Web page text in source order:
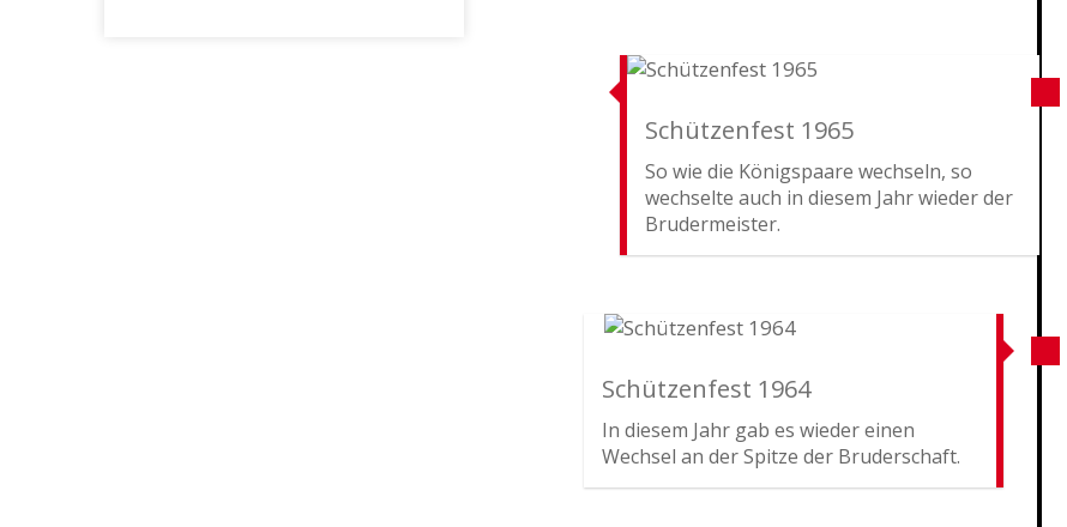
Schützenfest 1965
So wie die Königspaare wechseln, so
wechselte auch in diesem Jahr wieder der
Brudermeister.
Schützenfest 1964
In diesem Jahr gab es wieder einen
Wechsel an der Spitze der Bruderschaft.